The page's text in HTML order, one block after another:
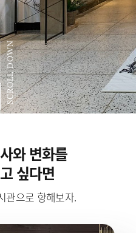
SCROLL DOWN
와 변화를
싶다면
관으로 향해보자.